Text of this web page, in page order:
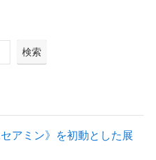
検索
アミン》を初動とした展